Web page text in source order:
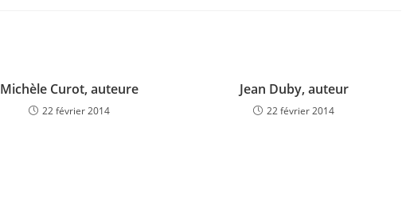
Michèle Curot, auteure
22 février 2014
Jean Duby, auteur
22 février 2014